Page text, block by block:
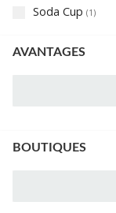
Soda Cup (1 )
AVANTAGES
BOUTIQUES